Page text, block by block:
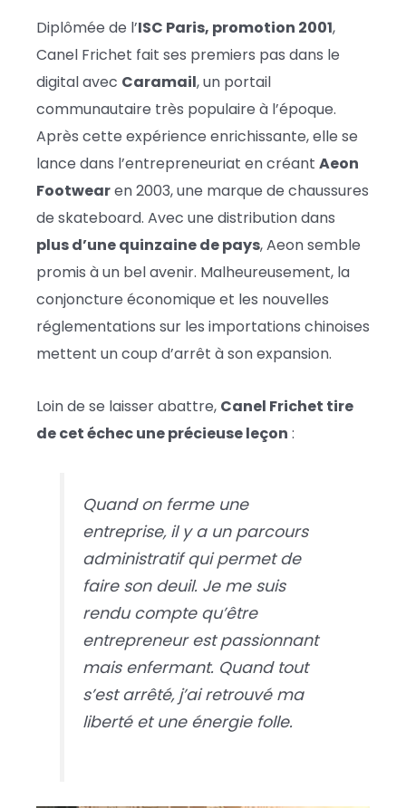
Diplômée de l’ISC Paris, promotion 2001,
Canel Frichet fait ses premiers pas dans le
digital avec Caramail, un portail
communautaire très populaire à l’époque.
Après cette expérience enrichissante, elle se
lance dans l’entrepreneuriat en créant Aeon
Footwearen 2003, une marque de chaussures
de skateboard. Avec une distribution dans
plus d’une quinzaine de pays, Aeon semble
promis à un bel avenir. Malheureusement, la
conjoncture économique et les nouvelles
réglementations sur les importations chinoises
mettent un coup d’arrêt à son expansion.
Loin de se laisser abattre, Canel Frichet tire
de cet échec une précieuse leçon :
Quand on ferme une
entreprise, il y a un parcours
administratif qui permet de
faire son deuil. Je me suis
rendu compte qu’être
entrepreneur est passionnant
mais enfermant. Quand tout
s’est arrêté, j’ai retrouvé ma
liberté et une énergie folle.